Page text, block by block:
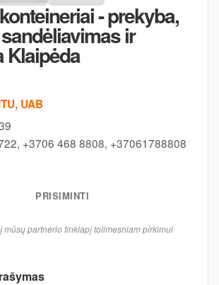
- prekyba,
ir
Klaipėda
UAB
+3706 468 8808, +37061788808
PRISIMINTI
mūsų partnerio tinklapį tolimesniam pirkimui